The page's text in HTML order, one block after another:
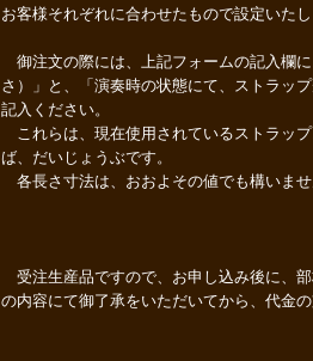
お客様それぞれに合わせたもので設定いたし
御注文の際には、上記フォームの記入欄
さ）」と、「演奏時の状態にて、ストラッ
記入ください。
これらは、現在使用されているストラッ
ば、だいじょうぶです。
各長さ寸法は、おおよその値でも構いませ
受注生産品ですので、お申し込み後に、
の内容にて御了承をいただいてから、代金